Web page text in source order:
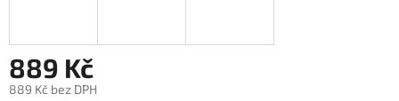
889 Kč
889 Kč bez DPH